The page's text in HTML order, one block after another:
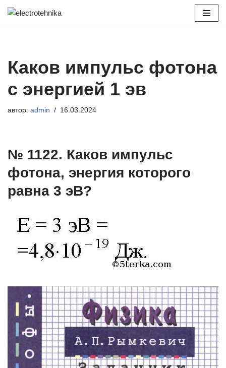
Каков импульс фотона
с энергией 1 эв
автор: admin 16.03.2024
№ 1122. Каков импульс
фотона, энергия которого
равна 3 эВ?